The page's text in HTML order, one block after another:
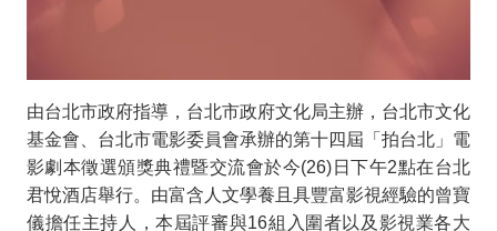
由台北市政府指導，台北市政府文化局主辦，台北市文化
基金會、台北市電影委員會承辦的第十四屆「拍台北」電
影劇本徵選頒獎典禮暨交流會於今(26) 日下午2點在台北
君悅酒店舉行。由富含人文學養且具豐富影視經驗的曾寶
儀擔任主持人，本屆評審與16組入圍者以及影視業各大